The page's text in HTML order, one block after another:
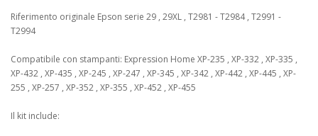
Riferimento originale Epson serie 29 , 29XL , T2981 - T2984 , T2991 -
T2994
Compatibile con stampanti: Expression Home XP-235 , XP-332 , XP-335 ,
XP-432 , XP-435 , XP-245 , XP-247 , XP-345 , XP-342 , XP-442 , XP-445 , XP-
255 , XP-257 , XP-352 , XP-355 , XP-452 , XP-455
Il kit include: